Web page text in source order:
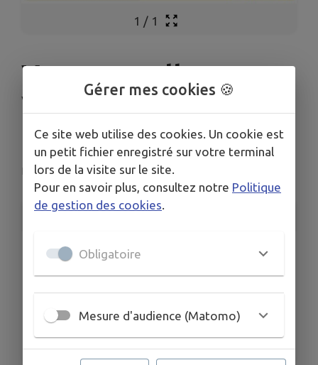
1 / 1
Vente en salle
Vêtements et
Brocante
Landser
INFORMATIONS PRATIQUES
LIEU
rue du Stade
HORAIRES
De 8h à 15h
Gérer mes cookies 🍪
Ce site web utilise des cookies. Un cookie est
un petit fichier enregistré sur votre terminal
lors de la visite sur le site.
Pour en savoir plus, consultez notre Politique
de gestion des cookies.
Obligatoire
Mesure d'audience (Matomo)